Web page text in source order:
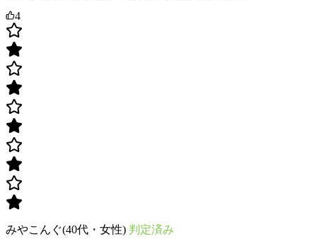
4
みやこんぐ(40代・女性) 判定済み